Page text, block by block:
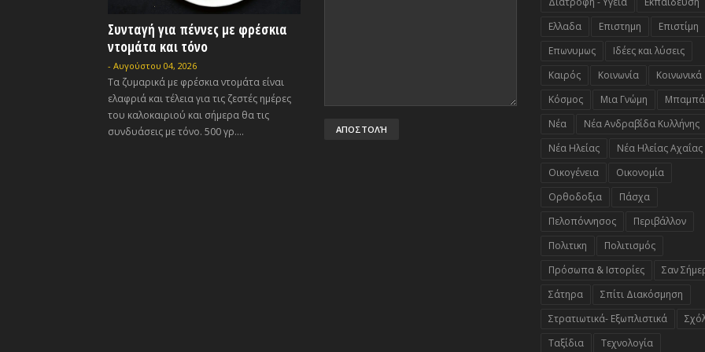
Συνταγή για πέννες με φρέσκια
ντομάτα και τόνο
- Αυγούστου 04, 2026
Τα ζυμαρικά με φρέσκια ντομάτα είναι
ελαφριά και τέλεια για τις ζεστές ημέρες
του καλοκαιριού και σήμερα θα τις
συνδυάσεις με τόνο. 500 γρ....
Ελλαδα
Επιστημη
Επιστίμη
Επωνυμως
Ιδέες και λύσεις
Καιρός
Κοινωνία
Κοινωνικά
Κόσμος
Μια Γνώμη
Νέα
Νέα Ανδραβίδα Κυλλήνης
Νέα Ηλείας
Νέα Ηλείας Αχαΐας
Οικογένεια
Οικονομία
Ορθοδοξια
Πάσχα
Πελοπόννησος
Περιβάλλον
Πολιτικη
Πολιτισμός
Πρόσωπα & Ιστορίες
Σαν
Σάτηρα
Σπίτι Διακόσμηση
Στρατιωτικά- Εξωπλιστικά
Ταξίδια
Τεχνολογία